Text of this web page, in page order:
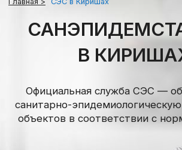
Официальная служба СЭС — обеспечиваем
санитарно-эпидемиологическую безопасность
объектов в соответствии с нормами СанПиН.
+7 (951) 681-45-53